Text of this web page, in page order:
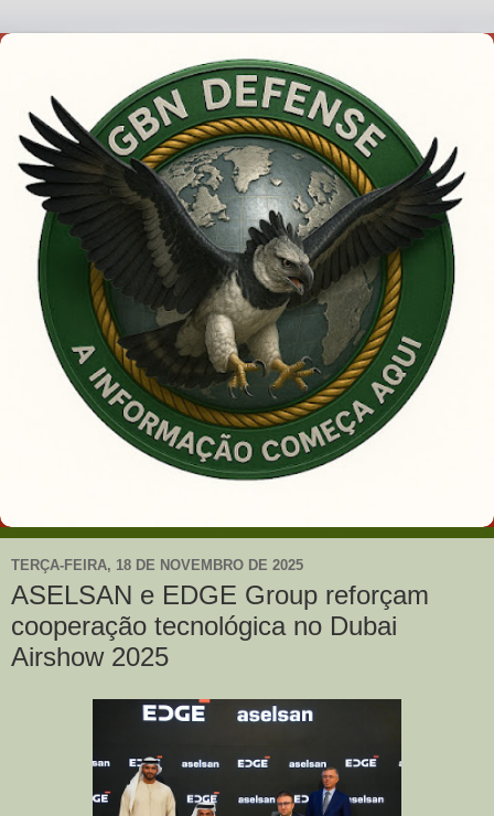
TERÇA-FEIRA, 18 DE NOVEMBRO DE 2025
ASELSAN e EDGE Group reforçam
cooperação tecnológica no Dubai
Airshow 2025